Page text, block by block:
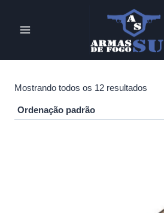
Mostrando todos os 12 resultados